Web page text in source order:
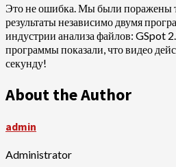
Это не ошибка. Мы были поражены
результаты независимо двумя
индустрии анализа файлов: GSpot
программы показали, что видео
секунду!
About the Author
admin
Administrator